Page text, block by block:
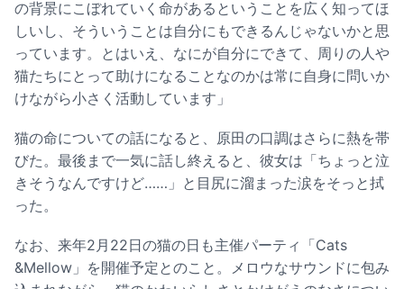
の背景にこぼれていく命があるということを広く知ってほ
しいし、そういうことは自分にもできるんじゃないかと思
っています。とはいえ、なにが自分にできて、周りの人や
猫たちにとって助けになることなのかは常に自身に問いか
けながら小さく活動しています」
猫の命についての話になると、原田の口調はさらに熱を帯
びた。最後まで一気に話し終えると、彼女は「ちょっと泣
きそうなんですけど……」と目尻に溜まった涙をそっと拭
った。
なお、来年2月22日の猫の日も主催パーティ「Cats
&Mellow」を開催予定とのこと。メロウなサウンドに包み